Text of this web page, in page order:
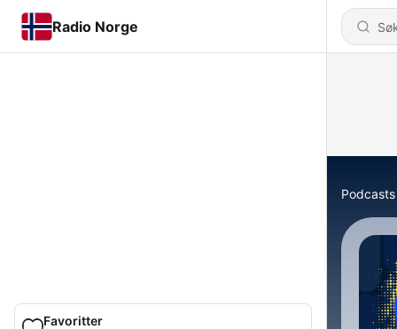
Radio Norge
Favoritter
Podcasts